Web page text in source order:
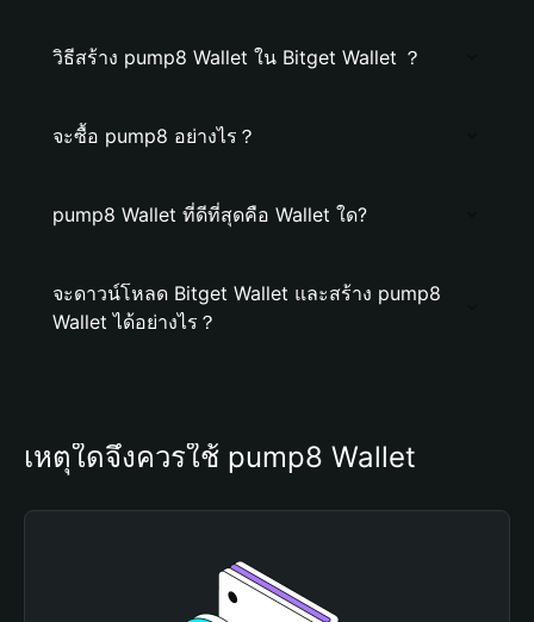
วิธีสร้าง pump8 Wallet ใน Bitget Wallet ？
จะซื้อ pump8 อย่างไร？
pump8 Wallet ที่ดีที่สุดคือ Wallet ใด?
จะดาวน์โหลด Bitget Wallet และสร้าง pump8
Wallet ได้อย่างไร？
เหตุใดจึงควรใช้ pump8 Wallet